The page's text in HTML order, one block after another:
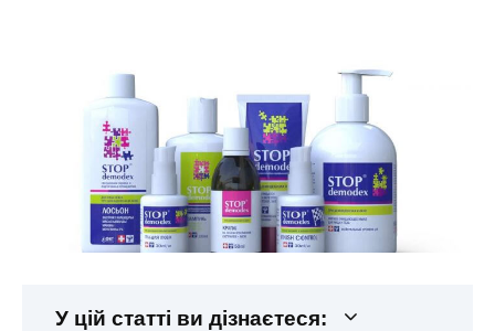
У цій статті ви дізнаєтеся: